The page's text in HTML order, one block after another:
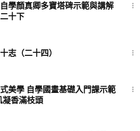
學顏真卿多寶塔碑示範與講解
十下
志（二十四）
美學 自學國畫基礎入門課示範
凝香滿枝頭